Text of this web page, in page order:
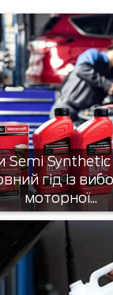
Semi
гід із
моторної...